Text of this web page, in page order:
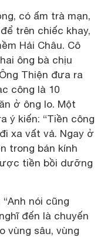
có ấm trà mạn,
trên chiếc khay,
Hải Châu. Cô
ông bà chịu
Thiện đưa ra
công là 10
ở ông lo. Một
ý kiến: “Tiền công
xa vất vả. Ngay ở
trong bán kính
tiền bồi dưỡng
nói cũng
đến là chuyến
vùng sâu, vùng